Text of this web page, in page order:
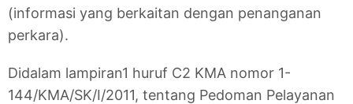
(informasi yang berkaitan dengan penanganan
perkara).
Didalam lampiran1 huruf C2 KMA nomor 1-
144/KMA/SK/I/2011, tentang Pedoman Pelayanan